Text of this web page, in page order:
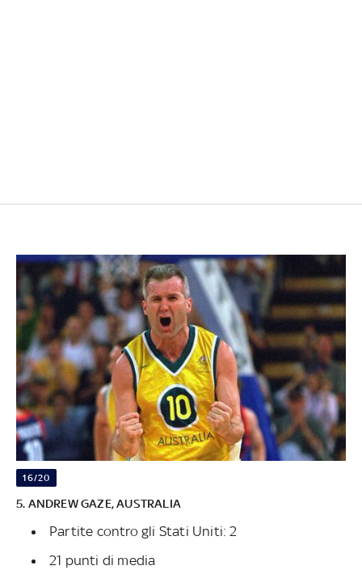
16/20
5. ANDREW GAZE, AUSTRALIA
Partite contro gli Stati Uniti: 2
21 punti di media